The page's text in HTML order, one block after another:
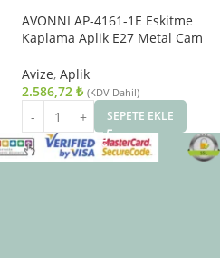
AVONNI AP-4161-1E Eskitme
Kaplama Aplik E27 Metal Cam
Avize, Aplik
2.586,72 ₺ (KDV Dahil)
SEPETE EKLE